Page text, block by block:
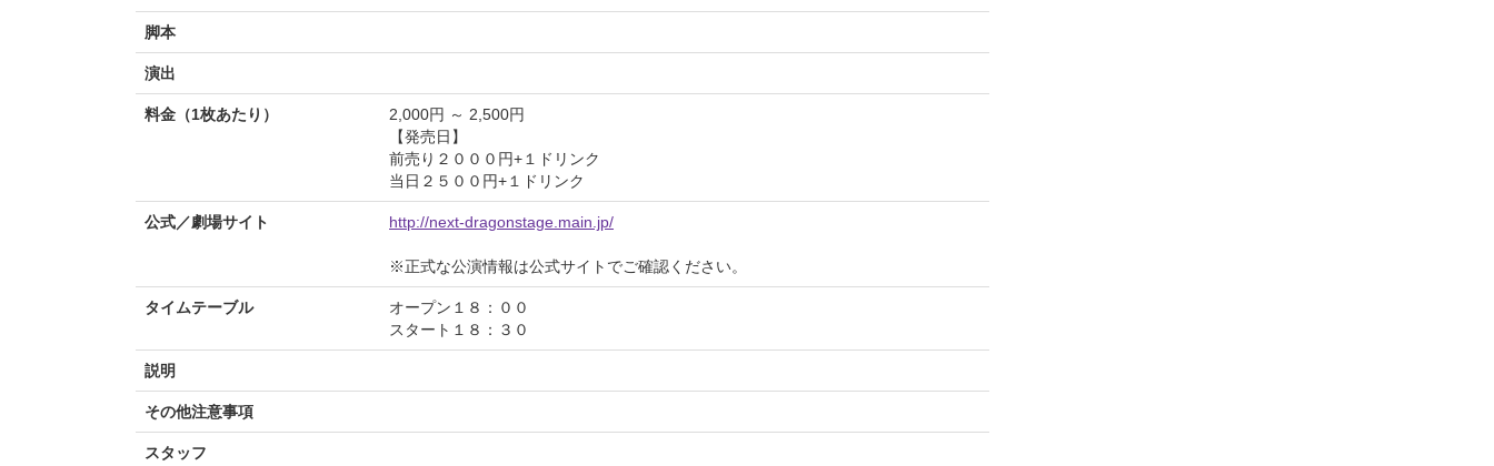
脚本
演出
料金（1枚あたり）
2,000円 ～ 2,500円
【発売日】
前売り２０００円+１ドリンク
当日２５００円+１ドリンク
公式／劇場サイト http://next-dragonstage.main.jp/
※正式な公演情報は公式サイトでご確認ください。
タイムテーブル
オープン１８：００
スタート１８：３０
説明
その他注意事項
スタッフ